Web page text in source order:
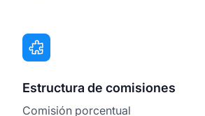
Estructura de comisiones
Comisión porcentual